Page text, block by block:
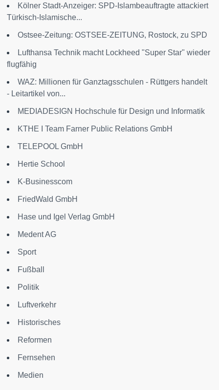
Kölner Stadt-Anzeiger: SPD-Islambeauftragte attackiert
Türkisch-Islamische...
Ostsee-Zeitung: OSTSEE-ZEITUNG, Rostock, zu SPD
Lufthansa Technik macht Lockheed "Super Star" wieder
flugfähig
WAZ: Millionen für Ganztagsschulen - Rüttgers handelt
- Leitartikel von...
MEDIADESIGN Hochschule für Design und Informatik
KTHE I Team Farner Public Relations GmbH
TELEPOOL GmbH
Hertie School
K-Businesscom
FriedWald GmbH
Hase und Igel Verlag GmbH
Medent AG
Sport
Fußball
Politik
Luftverkehr
Historisches
Reformen
Fernsehen
Medien